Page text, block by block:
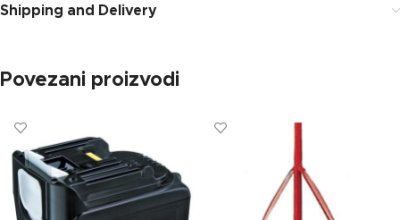
Shipping and Delivery
Povezani proizvodi